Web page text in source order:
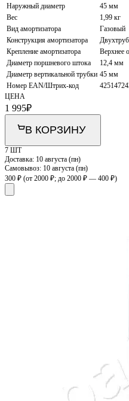
Наружный диаметр
45 мм
Вес
1,99 кг
Вид амортизатора
Газовый
Конструкция амортизатора
Крепление амортизатора
Верхнее
Диаметр поршневого штока
12,4 мм
Диаметр вертикальной трубки 45 мм
Номер EAN/Штрих-код
ЦЕНА
1 995₽
В КОРЗИНУ
7 ШТ
Доставка: 10 августа (пн)
Самовывоз: 10 августа (пн)
300 ₽ (от 2000 ₽; до 2000 ₽ — 400 ₽)